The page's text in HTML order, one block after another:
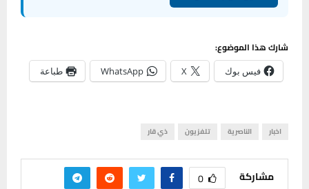
شارك هذا الموضوع:
فيس بوك X
WhatsApp طباعة
اخبار الناصرية تلفزيون ذي قار
مشاركة 0